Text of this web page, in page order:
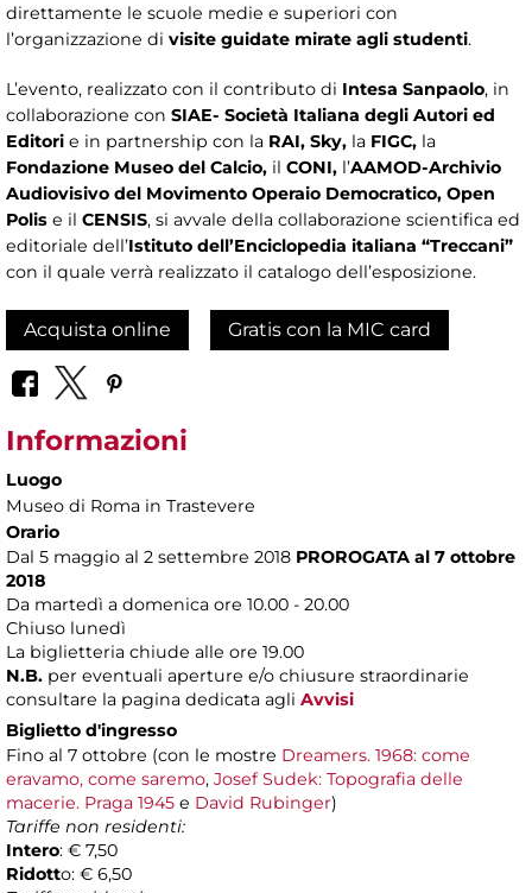
direttamente le scuole medie e superiori con
l’organizzazione di visite guidate mirate agli studenti.
L’evento, realizzato con il contributo di Intesa Sanpaolo, in
collaborazione con SIAE- Società Italiana degli Autori ed
Editori e in partnership con la RAI, Sky, la FIGC, la
Fondazione Museo del Calcio, il CONI, l’AAMOD-Archivio
Audiovisivo del Movimento Operaio Democratico, Open
Polis e il CENSIS, si avvale della collaborazione scientifica ed
editoriale dell’Istituto dell’Enciclopedia italiana “Treccani”
con il quale verrà realizzato il catalogo dell’esposizione.
Acquista online Gratis con la MIC card
Informazioni
Luogo
Museo di Roma in Trastevere
Orario
Dal 5 maggio al 2 settembre 2018 PROROGATA al 7 ottobre
2018
Da martedì a domenica ore 10.00 - 20.00
Chiuso lunedì
La biglietteria chiude alle ore 19.00
N.B. per eventuali aperture e/o chiusure straordinarie
consultare la pagina dedicata agli Avvisi
Biglietto d'ingresso
Fino al 7 ottobre (con le mostre Dreamers. 1968: come
eravamo, come saremo, Josef Sudek: Topografia delle
macerie. Praga 1945 e David Rubinger)
Tariffe non residenti:
Intero: € 7,50
Ridotto: € 6,50